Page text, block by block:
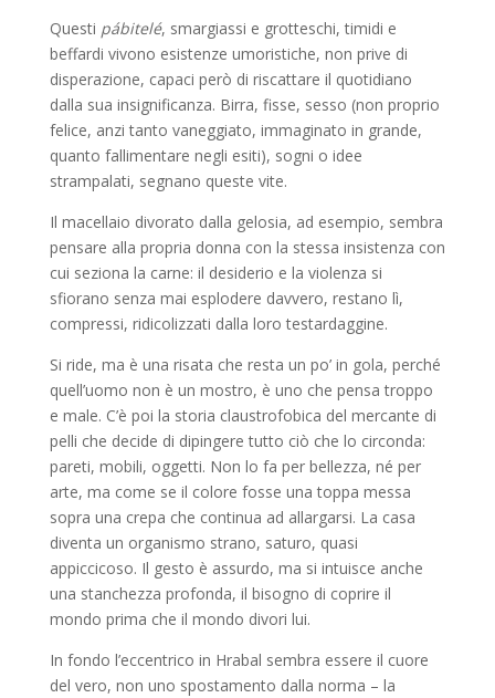
Questi pábitelé, smargiassi e grotteschi, timidi e
beffardi vivono esistenze umoristiche, non prive di
disperazione, capaci però di riscattare il quotidiano
dalla sua insignificanza. Birra, fisse, sesso (non proprio
felice, anzi tanto vaneggiato, immaginato in grande,
quanto fallimentare negli esiti), sogni o idee
strampalati, segnano queste vite.
Il macellaio divorato dalla gelosia, ad esempio, sembra
pensare alla propria donna con la stessa insistenza con
cui seziona la carne: il desiderio e la violenza si
sfiorano senza mai esplodere davvero, restano lì,
compressi, ridicolizzati dalla loro testardaggine.
Si ride, ma è una risata che resta un po’ in gola, perché
quell’uomo non è un mostro, è uno che pensa troppo
e male. C’è poi la storia claustrofobica del mercante di
pelli che decide di dipingere tutto ciò che lo circonda:
pareti, mobili, oggetti. Non lo fa per bellezza, né per
arte, ma come se il colore fosse una toppa messa
sopra una crepa che continua ad allargarsi. La casa
diventa un organismo strano, saturo, quasi
appiccicoso. Il gesto è assurdo, ma si intuisce anche
una stanchezza profonda, il bisogno di coprire il
mondo prima che il mondo divori lui.
In fondo l’eccentrico in Hrabal sembra essere il cuore
del vero, non uno spostamento dalla norma – la